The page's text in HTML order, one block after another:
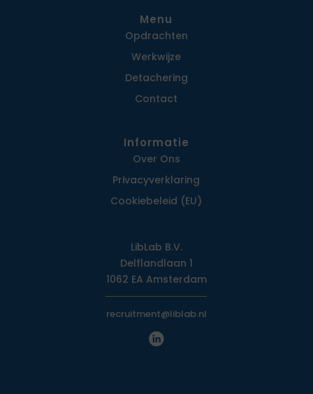
Menu
Opdrachten
Werkwijze
Detachering
Contact
Informatie
Over Ons
Privacy­verklaring
Cookiebeleid (EU)
LibLab B.V.
Delflandlaan 1
1062 EA Amsterdam
recruitment@liblab.nl